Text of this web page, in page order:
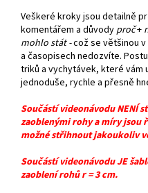
Veškeré kroky jsou detailně
komentářem a důvody proč+
mohlo stát -což se většinou v
a časopisech nedozvíte.
triků a vychytávek, které vám
jednoduše, rychle a přesně
Součástí videonávodu NENÍ
zaoblenými rohy a míry jsou
možné střihnout jakoukoliv
Součástí videonávodu JE
zaoblení rohů r = 3 cm.